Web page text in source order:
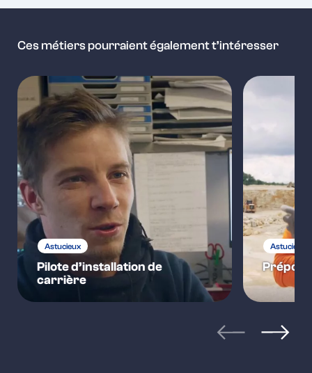
Ces métiers pourraient également t’intéresser
Astucieux
Pilote d’installation de
carrière
Astucieux